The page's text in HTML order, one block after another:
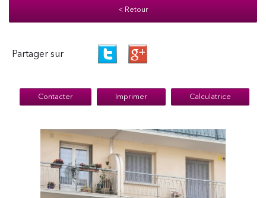
< Retour
Partager sur
Contacter Imprimer Calculatrice